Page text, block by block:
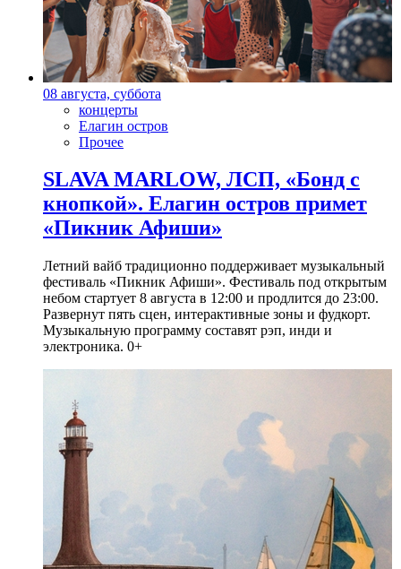
08 августа, суббота
концерты
Елагин остров
Прочее
SLAVA MARLOW, ЛСП, «Бонд с
кнопкой». Елагин остров примет
«Пикник Афиши»
Летний вайб традиционно поддерживает музыкальный
фестиваль «Пикник Афиши». Фестиваль под открытым
небом стартует 8 августа в 12:00 и продлится до 23:00.
Развернут пять сцен, интерактивные зоны и фудкорт.
Музыкальную программу составят рэп, инди и
электроника. 0+